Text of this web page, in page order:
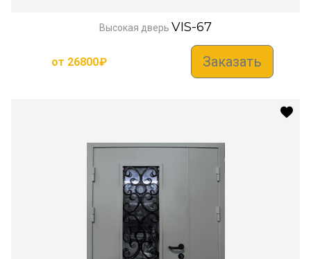
Высокая дверь VIS-67
от 26800₽ Заказать